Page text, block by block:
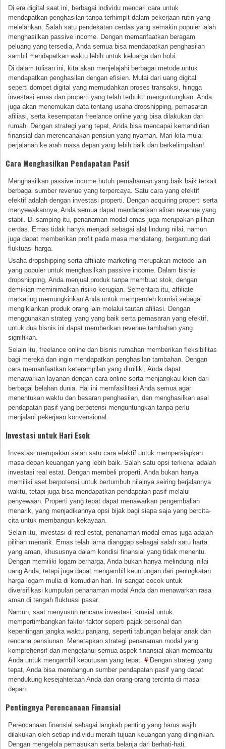
Di era digital saat ini, berbagai individu mencari cara untuk
mendapatkan penghasilan tanpa terhimpit dalam pekerjaan rutin yang
melelahkan. Salah satu pendekatan cerdas yang semakin populer ialah
menghasilkan passive income. Dengan memanfaatkan beragam
peluang yang tersedia, Anda semua bisa mendapatkan penghasilan
sambil mendapatkan waktu lebih untuk keluarga dan hobi.
Di dalam tulisan ini, kita akan menjelajahi berbagai metode untuk
mendapatkan penghasilan dengan efisien. Mulai dari uang digital
seperti dompet digital yang memudahkan proses transaksi, hingga
investasi emas dan properti yang telah terbukti menguntungkan. Anda
juga akan menemukan data tentang usaha dropshipping, pemasaran
afiliasi, serta kesempatan freelance online yang bisa dilakukan dari
rumah. Dengan strategi yang tepat, Anda bisa mencapai kemandirian
finansial dan merencanakan pensiun yang nyaman. Mari kita mulai
perjalanan ke arah masa depan yang lebih baik dan berkelimpahan!
Cara Menghasilkan Pendapatan Pasif
Menghasilkan passive income butuh pemahaman yang baik baik terkait
berbagai sumber revenue yang terpercaya. Satu cara yang efektif
efektif adalah dengan investasi properti. Dengan acquiring properti serta
menyewakannya, Anda semua dapat mendapatkan aliran revenue yang
stabil. Di samping itu, penanaman modal emas juga merupakan pilihan
cerdas. Emas tidak hanya menjadi sebagai alat lindung nilai, namun
juga dapat memberikan profit pada masa mendatang, bergantung dari
fluktuasi harga.
Usaha dropshipping serta affiliate marketing merupakan metode lain
yang populer untuk menghasilkan passive income. Dalam bisnis
dropshipping, Anda menjual produk tanpa membuat stok, dengan
demikian meminimalkan risiko kerugian. Sementara itu, affiliate
marketing memungkinkan Anda untuk memperoleh komisi sebagai
mengiklankan produk orang lain melalui tautan afiliasi. Dengan
menggunakan strategi yang yang baik serta pemasaran yang efektif,
untuk dua bisnis ini dapat memberikan revenue tambahan yang
signifikan.
Selain itu, freelance online dan bisnis rumahan memberikan fleksibilitas
bagi mereka dan ingin mendapatkan penghasilan tambahan. Dengan
cara memanfaatkan keterampilan yang dimiliki, Anda dapat
menawarkan layanan dengan cara online serta menjangkau klien dari
berbagai belahan dunia. Hal ini memfasilitasi Anda semua agar
menentukan waktu dan besaran penghasilan, dan menghasilkan asal
pendapatan pasif yang berpotensi menguntungkan tanpa perlu
menjalani pekerjaan konvensional.
Investasi untuk Hari Esok
Investasi merupakan salah satu cara efektif untuk mempersiapkan
masa depan keuangan yang lebih baik. Salah satu opsi terkenal adalah
investasi real estat. Dengan membeli properti, Anda bukan hanya
memiliki aset berpotensi untuk bertumbuh nilainya seiring berjalannya
waktu, tetapi juga bisa mendapatkan pendapatan pasif melalui
penyewaan. Properti yang tepat dapat menawarkan pengembalian
menarik, yang menjadikannya opsi bijak bagi siapa saja yang bercita-
cita untuk membangun kekayaan.
Selain itu, investasi di real estat, penanaman modal emas juga adalah
pilihan menarik. Emas telah lama dianggap sebagai salah satu harta
yang aman, khususnya dalam kondisi finansial yang tidak menentu.
Dengan memiliki logam berharga, Anda bukan hanya melindungi nilai
uang Anda, tetapi juga dapat mengambil keuntungan dari peningkatan
harga logam mulia di kemudian hari. Ini sangat cocok untuk
diversifikasi kumpulan penanaman modal Anda dan menawarkan rasa
aman di tengah fluktuasi pasar.
Namun, saat menyusun rencana investasi, krusial untuk
mempertimbangkan faktor-faktor seperti pajak personal dan
kepentingan jangka waktu panjang, seperti tabungan belajar anak dan
rencana pensiunan. Menetapkan strategi penanaman modal yang
komprehensif dan mengetahui semua aspek finansial akan membantu
Anda untuk mengambil keputusan yang tepat.# Dengan strategi yang
tepat, Anda bisa membangun sumber pendapatan pasif yang dapat
mendukung kesejahteraan Anda dan orang-orang tercinta di masa
depan.
Pentingnya Perencanaan Finansial
Perencanaan finansial sebagai langkah penting yang harus wajib
dilakukan oleh setiap individu meraih tujuan keuangan yang diinginkan.
Dengan mengelola pemasukan serta belanja dari berhati-hati,